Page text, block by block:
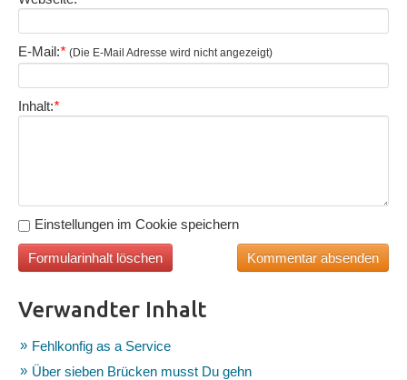
E-Mail:* (Die E-Mail Adresse wird nicht angezeigt)
Inhalt:*
Einstellungen im Cookie speichern
Verwandter Inhalt
Fehlkonfig as a Service
Über sieben Brücken musst Du gehn